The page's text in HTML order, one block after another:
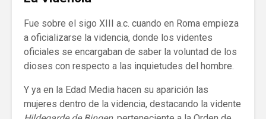
Fue sobre el sigo XIII a.c. cuando en Roma empieza
a oficializarse la videncia, donde los videntes
oficiales se encargaban de saber la voluntad de los
dioses con respecto a las inquietudes del hombre.
Y ya en la Edad Media hacen su aparición las
mujeres dentro de la videncia, destacando la vidente